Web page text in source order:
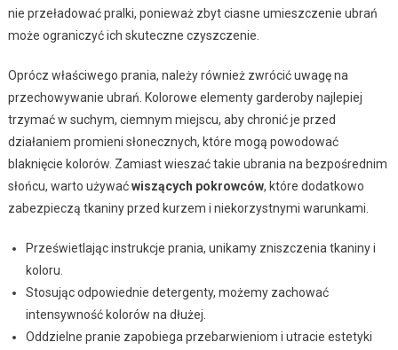
nie przeładować pralki, ponieważ zbyt ciasne umieszczenie ubrań
może ograniczyć ich skuteczne czyszczenie.
Oprócz właściwego prania, należy również zwrócić uwagę na
przechowywanie ubrań. Kolorowe elementy garderoby najlepiej
trzymać w suchym, ciemnym miejscu, aby chronić je przed
działaniem promieni słonecznych, które mogą powodować
blaknięcie kolorów. Zamiast wieszać takie ubrania na bezpośrednim
słońcu, warto używaćwiszących pokrowców, które dodatkowo
zabezpieczą tkaniny przed kurzem i niekorzystnymi warunkami.
Prześwietlając instrukcje prania, unikamy zniszczenia tkaniny i
koloru.
Stosując odpowiednie detergenty, możemy zachować
intensywność kolorów na dłużej.
Oddzielne pranie zapobiega przebarwieniom i utracie estetyki